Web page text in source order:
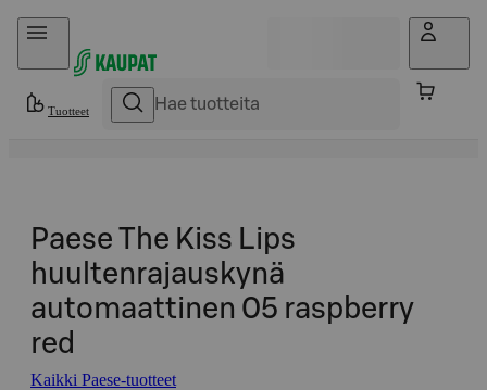
Hyppää sisältöön
Tuotteet
Paese The Kiss Lips
huultenrajauskynä
automaattinen 05 raspberry
red
Kaikki Paese-tuotteet